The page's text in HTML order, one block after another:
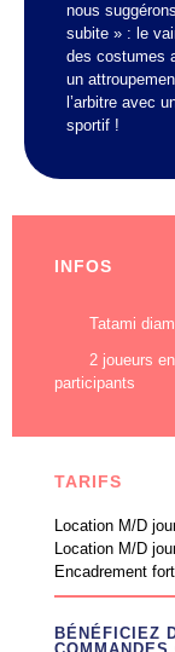
nous
subite » : le
des costumes
un
l’arbitre avec
sportif !
INFOS
Tatami
2 joueurs
participants
TARIFS
Location M/D
Location M/D
Encadrement
BÉNÉFICIEZ